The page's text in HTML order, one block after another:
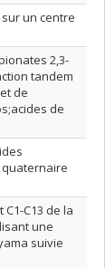
un centre
2,3-
tandem
de
de
quaternaire
C13 de la
une
suivie